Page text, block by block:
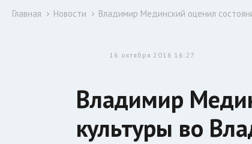
Главная Новости Владимир Мединский оценил
16 октября 2016 16:27
Владимир
культуры во